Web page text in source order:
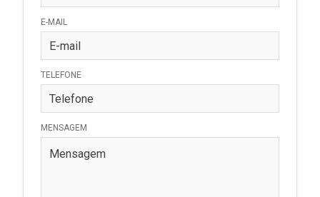
E-MAIL
TELEFONE
MENSAGEM